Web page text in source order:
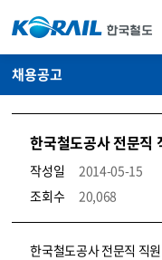
채용공고
한국철도공사 전문직
작성일
2014-05-15
조회수
20,068
코레일소개_경영공시_채용공고 상세보기 – 내용, 파일, 담당자 연락처로 구성
한국철도공사 전문직 직